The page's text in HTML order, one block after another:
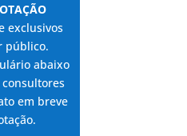
exclusivos
público.
abaixo
em breve